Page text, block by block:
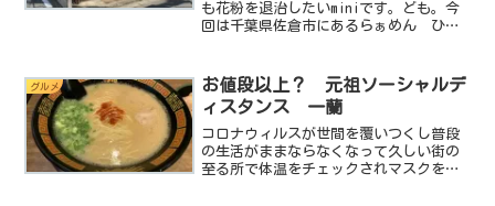
も花粉を退治したいminiです。ども。今
回は千葉県佐倉市にあるらぁめん ひろ
倉市上志津1656-54電話：不明駐車場：
なし営業時間：...
グルメ
お値段以上？ 元祖ソーシャルデ
ィスタンス 一蘭
コロナウィルスが世間を覆いつくし普段
の生活がままならなくなって久しい街の
至る所で体温をチェックされマスクを着